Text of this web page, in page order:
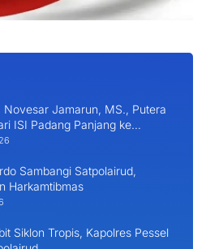
Novesar Jamarun, MS., Putera
ISI Padang Panjang ke
Andalas
Sambangi Satpolairud,
Harkamtibmas
Siklon Tropis, Kapolres Pessel